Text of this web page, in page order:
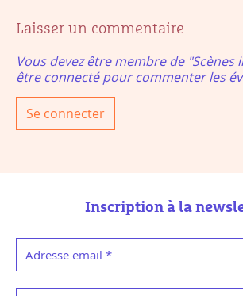
Laisser un commentaire
Vous devez être membre de "Scènes
être connecté pour commenter les
Se connecter
Inscription à la
Adresse email *